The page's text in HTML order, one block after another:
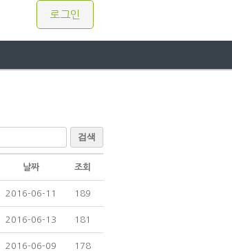
로그인
검색
날짜 조회
2016-06-11 189
2016-06-13 181
2016-06-09 178